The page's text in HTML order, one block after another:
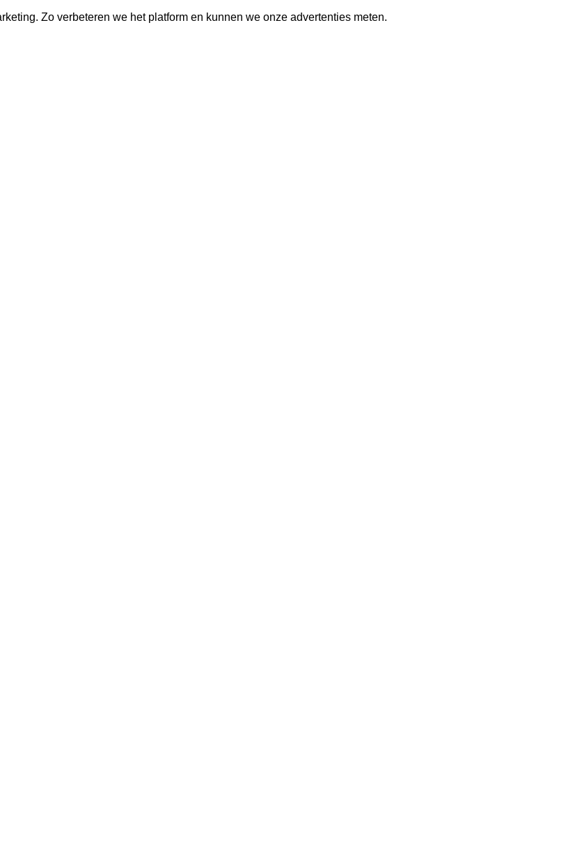
Zo verbeteren we het platform en kunnen we onze advertenties meten.